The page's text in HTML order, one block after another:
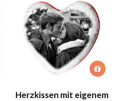
Herzkissen mit eigenem